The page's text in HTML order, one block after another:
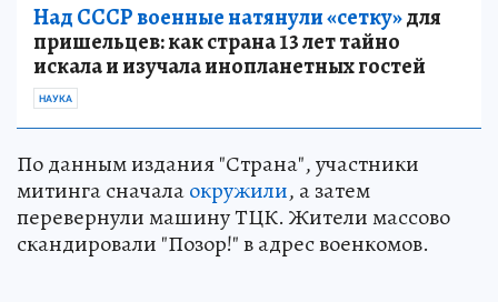
Над СССР военные натянули «сетку»для
пришельцев: как страна 13 лет тайно
искала и изучала инопланетных гостей
НАУКА
По данным издания "Страна", участники
митинга сначалаокружили, а затем
перевернули машину ТЦК. Жители массово
скандировали "Позор!" в адрес военкомов.